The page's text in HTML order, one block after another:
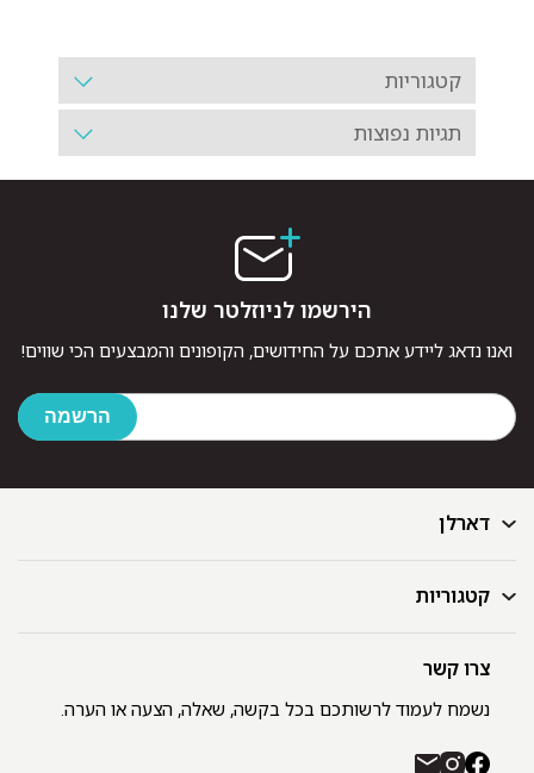
קטגוריות
תגיות נפוצות
דארלן
דף הבית
GIFT CARD
רשימת חנויות
משלוחים והחזרות
קטגוריות
מצעים
מגבות
צרו קשר
נשמח לעמוד לרשותכם בכל בקשה, שאלה, הצעה או הערה.
הירשמו לניוזלטר שלנו
ואנו נדאג ליידע אתכם על החידושים, הקופונים והמבצעים הכי שווים!